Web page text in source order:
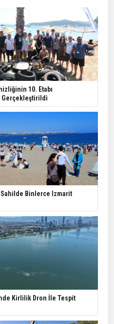
10. Etabı
Sahilde Binlerce Izmarit
Kirlilik Dron İle Tespit